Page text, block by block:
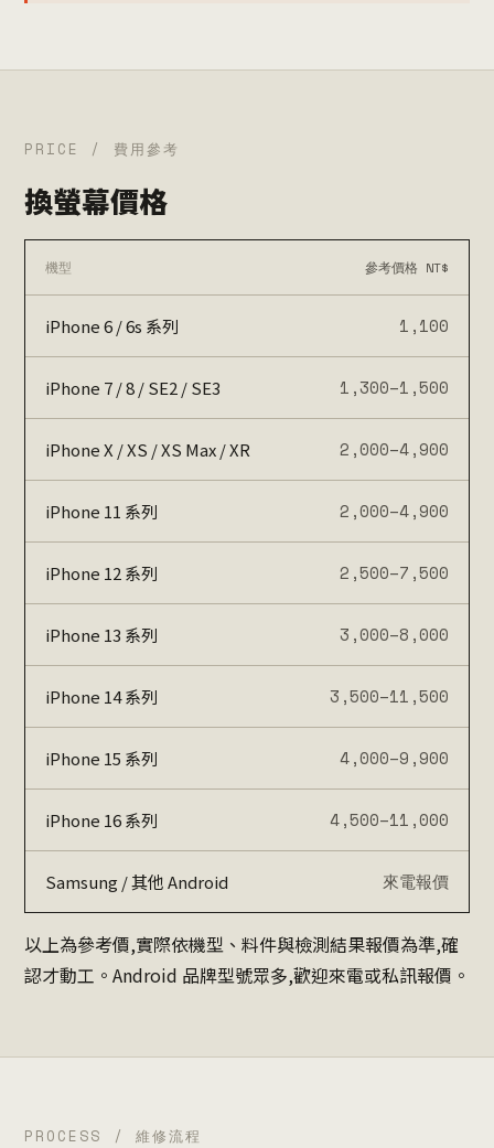
PRICE / 費用參考
換螢幕價格
機型 參考價格 NT$
iPhone 6 / 6s 系列 1,100
iPhone 7 / 8 / SE2 / SE3 1,300–1,500
iPhone X / XS / XS Max / XR 2,000–4,900
iPhone 11 系列 2,000–4,900
iPhone 12 系列 2,500–7,500
iPhone 13 系列 3,000–8,000
iPhone 14 系列 3,500–11,500
iPhone 15 系列 4,000–9,900
iPhone 16 系列 4,500–11,000
Samsung / 其他 Android 來電報價
以上為參考價,實際依機型、料件與檢測結果報價為準,確
認才動工。Android 品牌型號眾多,歡迎來電或私訊報價。
PROCESS / 維修流程